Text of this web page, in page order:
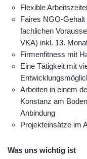
Flexible
Faires NGO-
fachlichen
VKA) inkl. 13.
Firmenfitness mit
Eine Tätigkeit mit
Arbeiten in einem
Konstanz am
Anbindung
Projekteinsätze im
Was uns wichtig ist